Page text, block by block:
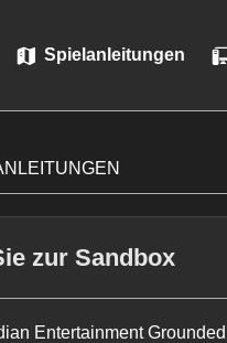
Spielanleitungen
zur Sandbox
EntertainmentGrounded